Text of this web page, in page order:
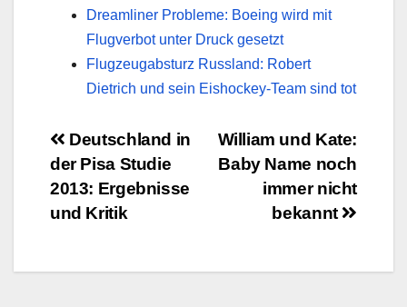
Dreamliner Probleme: Boeing wird mit
Flugverbot unter Druck gesetzt
Flugzeugabsturz Russland: Robert
Dietrich und sein Eishockey-Team sind tot
BeitragsnavigationWilliam und Kate:
Baby Name noch
immer nicht
bekannt
Deutschland in
der Pisa Studie
2013: Ergebnisse
und Kritik